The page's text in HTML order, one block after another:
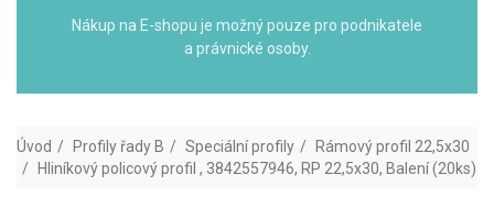
Nákup na E-shopu je možný pouze pro podnikatele
a právnické osoby.
Úvod Profily řady B Speciální profily
Rámový profil 22,5x30
Hliníkový policový profil , 3842557946, RP 22,5x30, Balení (20ks)